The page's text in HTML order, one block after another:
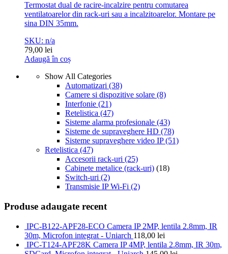
Termostat dual de racire-incalzire pentru comutarea
ventilatoarelor din rack-uri sau a incalzitoarelor. Montare pe
sina DIN 35mm.
SKU: n/a
79,00 lei
Adaugă în coș
Show All Categories
Automatizari (38)
Camere si dispozitive solare (8)
Interfonie (21)
Retelistica (47)
Sisteme alarma profesionale (43)
Sisteme de supraveghere HD (78)
Sisteme supraveghere video IP(51)
Retelistica (47)
Accesorii rack-uri (25)
Cabinete metalice (rack-uri) (18)
Switch-uri (2)
Transmisie IP Wi-Fi (2)
Produse adaugate recent
IPC-B122-APF28-ECO Camera IP 2MP, lentila 2.8mm, IR
30m, Microfon integrat - Uniarch 118,00 lei
IPC-T124-APF28K Camera IP 4MP, lentila 2.8mm, IR 30m,